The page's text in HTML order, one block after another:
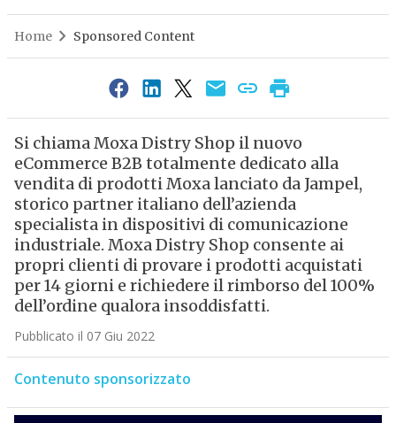
Home Sponsored Content
Si chiama Moxa Distry Shop il nuovo
eCommerce B2B totalmente dedicato alla
vendita di prodotti Moxa lanciato da Jampel,
storico partner italiano dell’azienda
specialista in dispositivi di comunicazione
industriale. Moxa Distry Shop consente ai
propri clienti di provare i prodotti acquistati
per 14 giorni e richiedere il rimborso del 100%
dell’ordine qualora insoddisfatti.
Pubblicato il 07 Giu 2022
Contenuto sponsorizzato